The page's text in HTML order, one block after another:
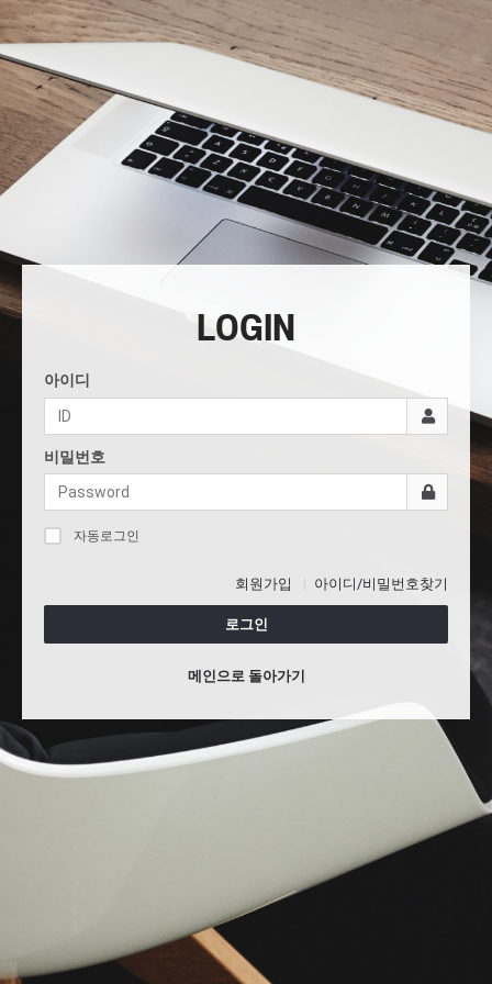
LOGIN
아이디
비밀번호
자동로그인
회원가입 아이디/비밀번호찾기
로그인
메인으로 돌아가기